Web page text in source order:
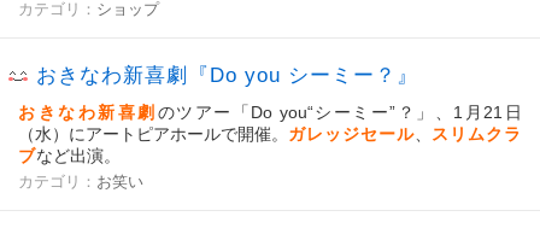
カテゴリ： ショップ
おきなわ新喜劇『Do you シーミー？』
おきなわ新喜劇 のツアー「Do you“シーミー”？」、1月21日
（水）にアートピアホールで開催。 ガレッジセール
スリムクラ
ブなど出演。
カテゴリ： お笑い